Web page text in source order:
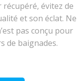
évitez de
et son éclat. Ne
pas conçu pour
de baignades.